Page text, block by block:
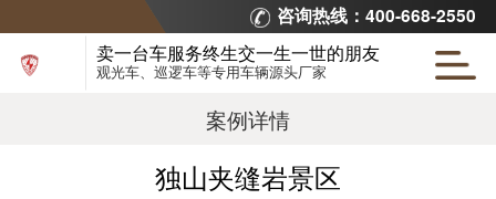
咨询热线：400-668-2550
卖一台车服务终生交一生一世的朋友
观光车、巡逻车等专用车辆源头厂家
案例详情
独山夹缝岩景区